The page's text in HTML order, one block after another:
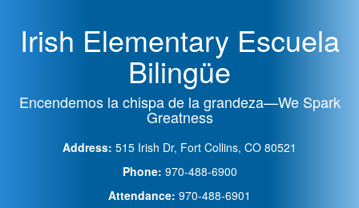
Irish Elementary Escuela
Bilingüe
Encendemos la chispa de la grandeza—We Spark
Greatness
Address: 515 Irish Dr, Fort Collins, CO 80521
Phone: 970-488-6900
Attendance: 970-488-6901